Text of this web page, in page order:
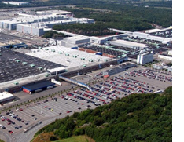
besoins de nos